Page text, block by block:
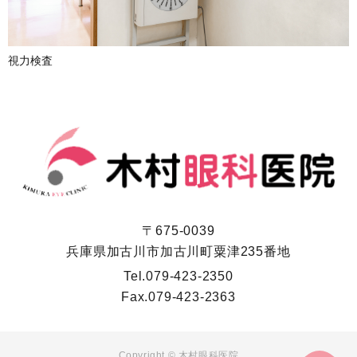
視力検査
〒675-0039
兵庫県加古川市加古川町粟津235番地
Tel.079-423-2350
Fax.079-423-2363